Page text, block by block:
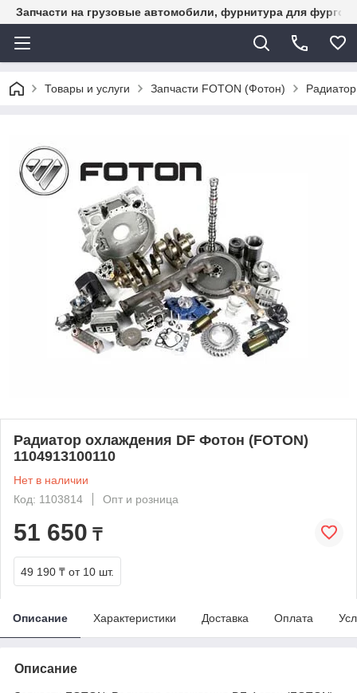
Запчасти на грузовые автомобили, фурнитура для
Товары и услуги Запчасти FOTON (Фотон)
Радиатор охлаждения DF Фотон (FOTON)
1104913100110
Нет в наличии
Код: 1103814
Опт и розница
51 650 ₸
49 190 ₸ от 10 шт.
Описание Характеристики Доставка Оплата
Описание